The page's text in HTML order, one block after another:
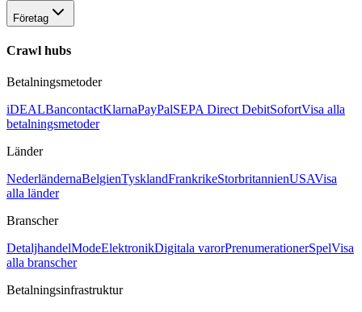
Företag
Crawl hubs
Betalningsmetoder
iDEALBancontactKlarnaPayPalSEPA Direct DebitSofortVisa alla
betalningsmetoder
Länder
NederländernaBelgienTysklandFrankrikeStorbritannienUSAVisa
alla länder
Branscher
DetaljhandelModeElektronikDigitala varorPrenumerationerSpelVisa
alla branscher
Betalningsinfrastruktur